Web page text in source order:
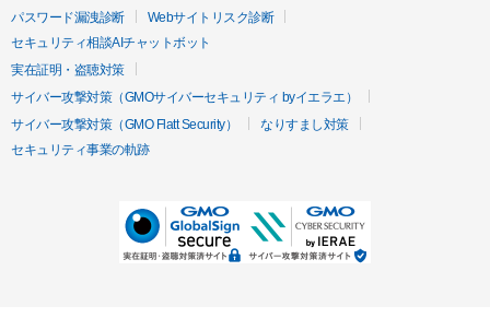
パスワード漏洩診断
Webサイトリスク診断
セキュリティ相談AIチャットボット
実在証明・盗聴対策
サイバー攻撃対策（GMOサイバーセキュリティ byイエラエ）
サイバー攻撃対策（GMO Flatt Security）
なりすまし対策
セキュリティ事業の軌跡